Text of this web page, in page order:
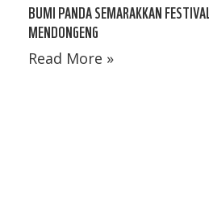
BUMI PANDA SEMARAKKAN FESTIVAL
MENDONGENG
Read More »